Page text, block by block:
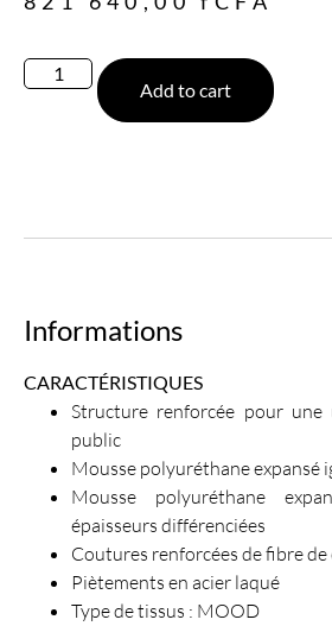
Add to cart
Informations
CARACTÉRISTIQUES
Structure renforcée pour une
public
Mousse polyuréthane expansé
Mousse polyuréthane
épaisseurs différenciées
Coutures renforcées de fibre
Piètements en acier laqué
Type de tissus : MOOD